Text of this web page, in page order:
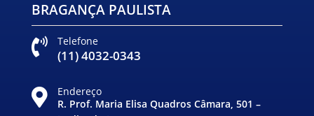
BRAGANÇA PAULISTA
 Telefone
(11) 4032-0343

Endereço
R. Prof. Maria Elisa Quadros Câmara, 501 –